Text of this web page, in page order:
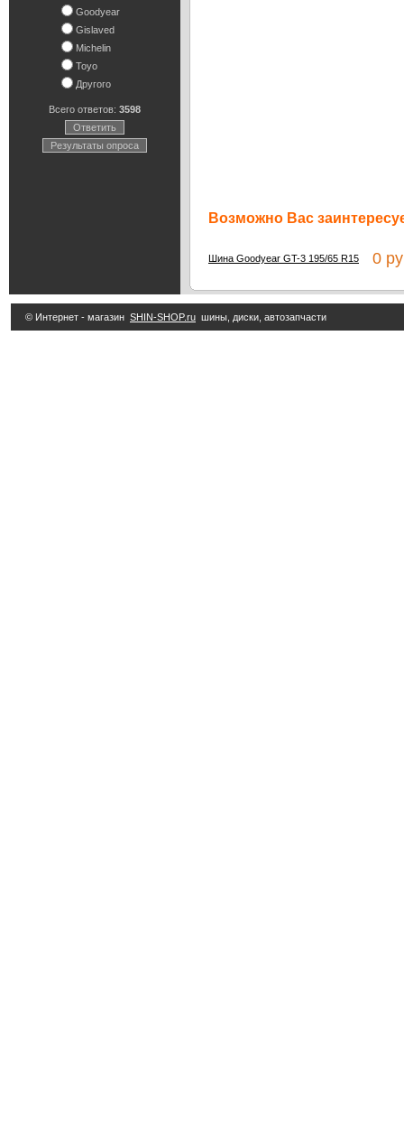
Goodyear
Gislaved
Michelin
Toyo
Другого
Всего ответов: 3598
Ответить
Результаты опроса
Возможно Вас
Шина Goodyear GT-3 195/65 R15 0
© Интернет - магазин SHIN-SHOP.ru шины, диски, автозапчасти